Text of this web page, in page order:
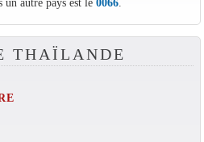
THAÏLANDE